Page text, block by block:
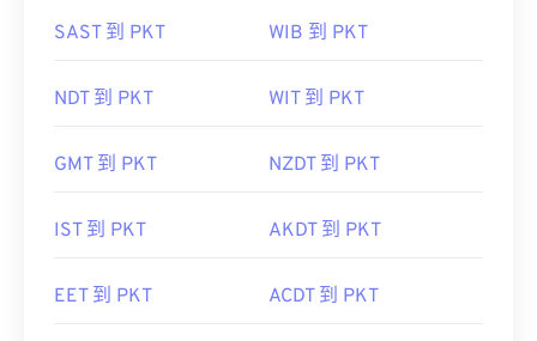
SAST 到 PKT WIB 到 PKT
NDT 到 PKT WIT 到 PKT
GMT 到 PKT NZDT 到 PKT
IST 到 PKT AKDT 到 PKT
EET 到 PKT ACDT 到 PKT